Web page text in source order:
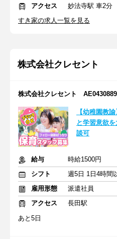
アクセス
妙法寺駅 車2分
すき家の求人一覧を見る
株式会社クレセント
株式会社クレセント
【幼稚園教
と学習意欲
談可
給与
時給1500円
シフト
週5日 1日4時間
雇用形態
派遣社員
アクセス
長田駅
あと5日